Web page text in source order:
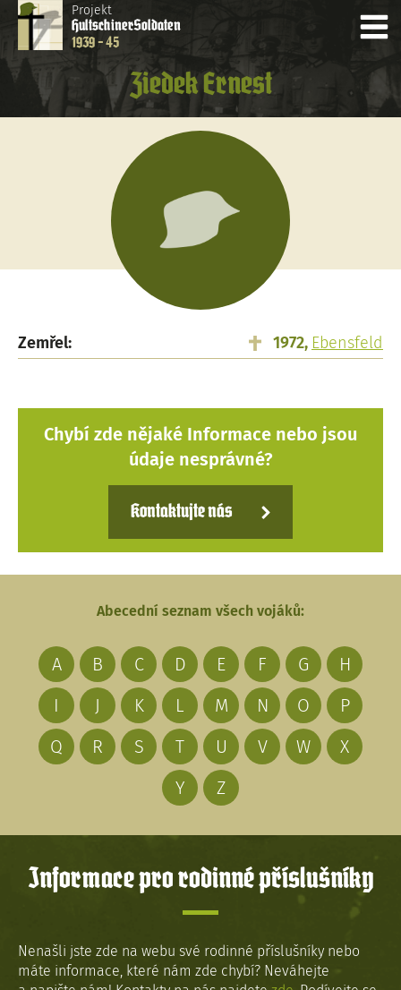
Projekt
HultschinerSoldaten
1939 - 45
Ziedek Ernest
Zemřel: 1972, Ebensfeld
Chybí zde nějaké Informace nebo jsou
údaje nesprávné?
Kontaktujte nás
Abecední seznam všech vojáků:
A B C D E F G
H
I
J K L M N O
P
Q
R S T U V W
X
Y
Z
Informace pro rodinné příslušníky
Nenašli jste zde na webu své rodinné příslušníky nebo
máte informace, které nám zde chybí? Neváhejte